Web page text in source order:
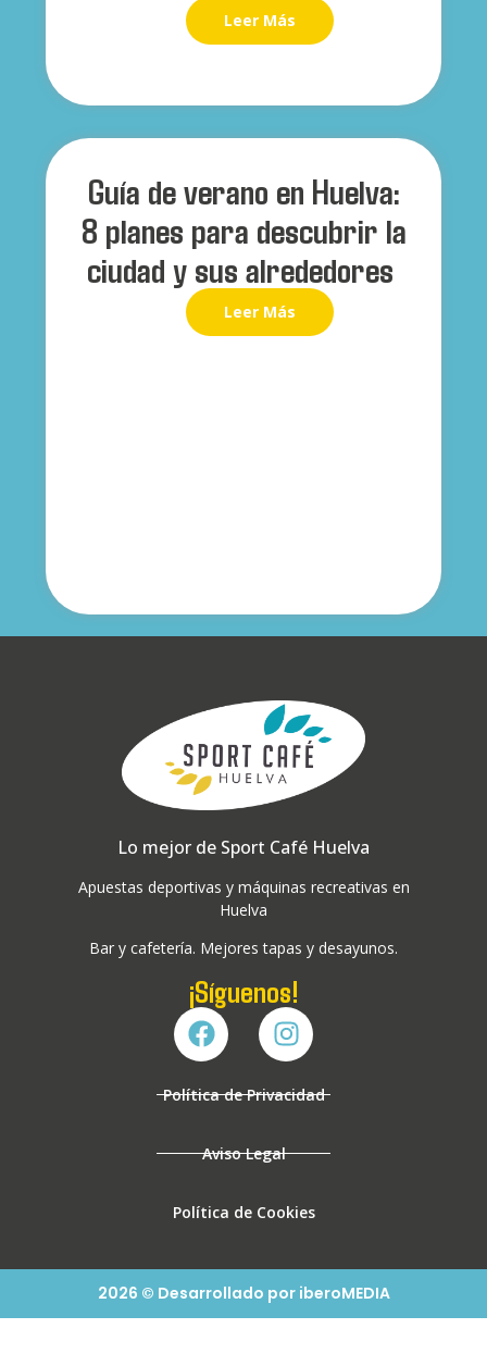
Leer Más
Guía de verano en Huelva:
8 planes para descubrir la
ciudad y sus alrededores
Leer Más
Lo mejor de Sport Café Huelva
Apuestas deportivas y máquinas recreativas en
Huelva
Bar y cafetería. Mejores tapas y desayunos.
¡Síguenos!
Política de Privacidad
Aviso Legal
Política de Cookies
2026 © Desarrollado por iberoMEDIA